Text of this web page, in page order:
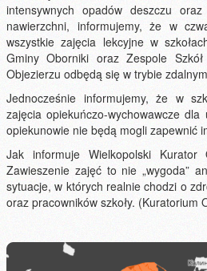
intensywnych opadów deszczu
nawierzchni, informujemy, że w
wszystkie zajęcia lekcyjne w
Gminy Oborniki oraz Zespole
Objezierzu odbędą się w trybie
Jednocześnie informujemy, że w
zajęcia opiekuńczo-wychowawcze
opiekunowie nie będą mogli zapewnić
Jak informuje Wielkopolski
Zawieszenie zajęć to nie „wygoda”
sytuacje, w których realnie chodzi o
oraz pracowników szkoły. (Kuratorium